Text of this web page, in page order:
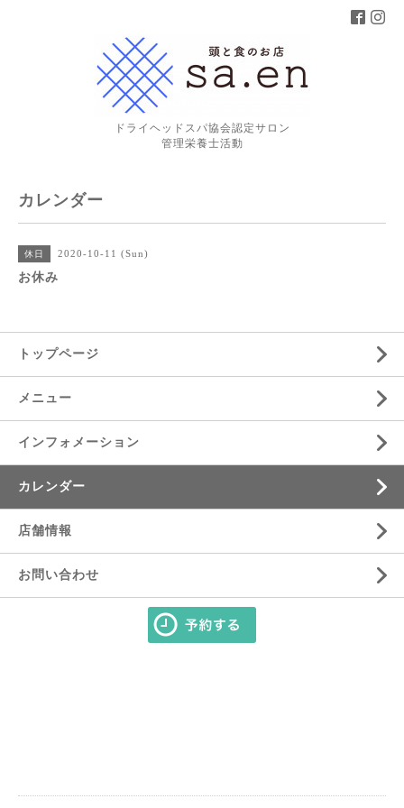
ドライヘッドスパ協会認定サロン
管理栄養士活動
カレンダー
休日 2020-10-11 (Sun)
お休み
トップページ
メニュー
インフォメーション
カレンダー
店舗情報
お問い合わせ